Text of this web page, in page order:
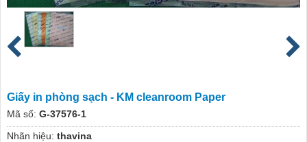
Giấy in phòng sạch - KM cleanroom Paper
Mã số: G-37576-1
Nhãn hiệu: thavina